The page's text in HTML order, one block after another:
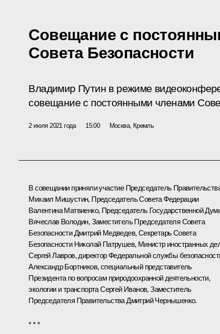
Совещание с
Совета Безопасности
Владимир Путин в режиме
совещание с постоянными членами
2 июля 2021 года 15:00 Москва, Кремль
В совещании приняли участие Председатель
Михаил Мишустин, Председатель Совета Федерации
Валентина Матвиенко, Председатель Государственной
Вячеслав Володин, Заместитель Председателя Совета
БезопасностиДмитрий Медведев, Секретарь Совета
Безопасности Николай Патрушев, Министр иностранных
Сергей Лавров, директор Федеральной службы
Александр Бортников, специальный представитель
Президента по вопросам природоохранной деятельности,
экологии и транспортаСергей Иванов, Заместитель
Председателя ПравительстваДмитрий Чернышенко.
* * *